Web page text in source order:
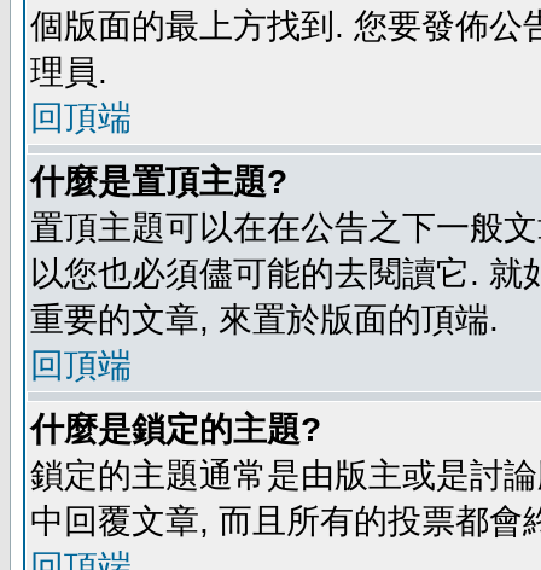
個版面的最上方找到. 您要發佈
理員.
回頂端
什麼是置頂主題?
置頂主題可以在在公告之下一般
以您也必須儘可能的去閱讀它.
重要的文章, 來置於版面的頂端.
回頂端
什麼是鎖定的主題?
鎖定的主題通常是由版主或是討
中回覆文章, 而且所有的投票都